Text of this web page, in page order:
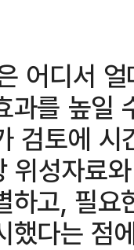
어디서
과를 높일
검토에
위성자료
하고, 필
했다는 점